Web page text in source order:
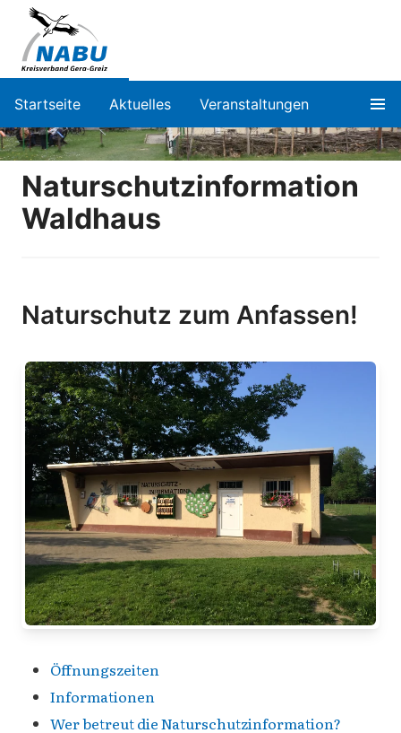
Startseite Aktuelles Veranstaltungen
Naturschutzinformation
Waldhaus
Naturschutz zum Anfassen!
Öffnungszeiten
Informationen
Wer betreut die Naturschutzinformation?